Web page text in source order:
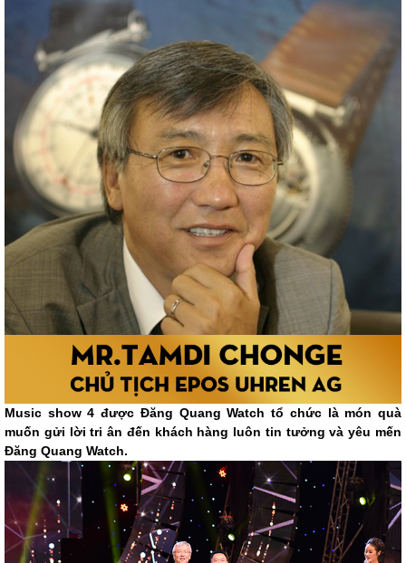
Music show 4 được Đăng Quang Watch tổ chức là món quà
muốn gửi lời tri ân đến khách hàng luôn tin tưởng và yêu mến
Đăng Quang Watch.